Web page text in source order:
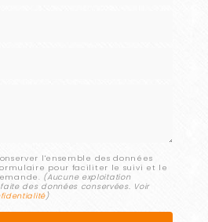
l'ensemble des données
pour faciliter le suivi et le
(Aucune exploitation
des données conservées. Voir
)